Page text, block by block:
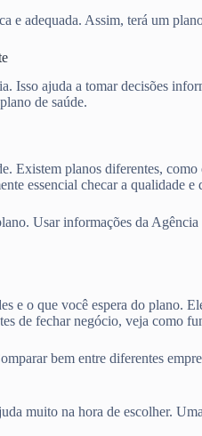
e adequada. Assim, terá um
Isso ajuda a tomar decisões
de saúde.
Existem planos diferentes,
essencial checar a
Usar informações da
e o que você espera do
de fechar negócio, veja como
bem entre diferentes
muito na hora de escolher.